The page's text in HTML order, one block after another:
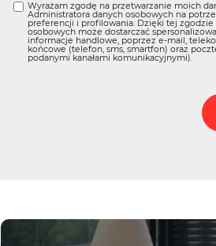
Wyrażam zgodę na przetwarzanie moich
Administratora danych osobowych na
preferencji i profilowania. Dzięki tej
osobowych może dostarczać
informacje handlowe, poprzez e-mail,
końcowe (telefon, sms, smartfon) oraz
podanymi kanałami komunikacyjnymi).